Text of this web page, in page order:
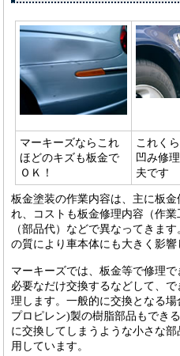
マーキーズならこれ
ほどのキズも板金で
ＯＫ！
これく
凹み修
夫です
板金塗装の作業内容は、主に板
れ、コストも板金修理内容（作
（部品代）などで異なってきま
の質により車本体にも大きく影響
マーキーズでは、板金等で修理
必要なだけ交換するなどして、
理します。一般的に交換となる
プロピレン)製の樹脂部品もでき
に交換してしまうような小さな
用しています。